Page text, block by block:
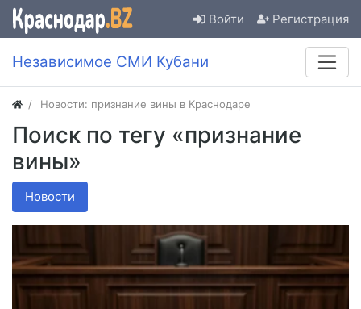
Войти Регистрация
Независимое СМИ Кубани
Новости: признание вины в Краснодаре
Поиск по тегу «признание
вины»
Новости